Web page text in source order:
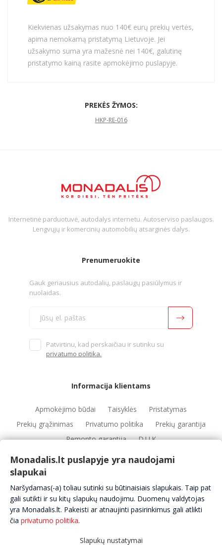
Kiekvienas užsakymas nuo 140€ eurų prekių vertės,
apima nemokamą pristatymą Lietuvoje. Jei
užsakymo suma yra mažesnė nei 140€, galutinę
pristatymo kainą rasite apmokėjimo puslapyje.
PREKĖS ŽYMOS:
HKP-RE-016
Internetinė parduotuvė, autodalys internetu. Autoserviso paslaugos.
Lengvųjų ir komercinių automobilių atsarginės dalys.
Prenumeruokite
Gauk geriausius autodalių, paslaugų pasiūlymus ir
nuolaidas.
Patvirtinu, kad perskaičiau ir sutinku su
privatumo politika.
Informacija klientams
Apmokėjimo būdai Taisyklės
Pristatymas
Prekių grąžinimas
Privatumo politika
Prekių garantija
Remonto garantija
D.U.K
Automobilių servisai Automobilių dalys
Apie mus
Kontaktai
Monadalis.lt puslapyje yra naudojami
slapukai
Naršydamas(-a) toliau sutinki su būtinaisiais slapukais. Taip pat
gali sutikti ir su kitų slapukų naudojimu. Duomenų valdytojas
yra Monadalis.lt. Pakeisti ar atnaujinti pasirinkimus gali atlikti
čia privatumo politika.
Slapukų nustatymai